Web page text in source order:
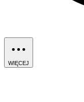
WIĘCEJ